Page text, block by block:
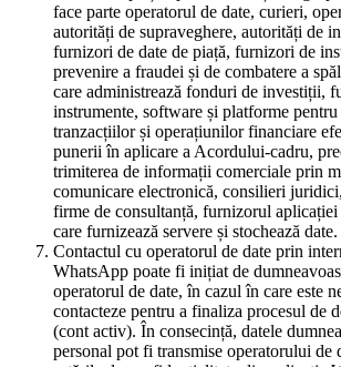
face parte operatorul de date, curieri,
autorități de supraveghere, autorități de
furnizori de date de piață, furnizori de
prevenire a fraudei și de combatere a
care administrează fonduri de investiții,
instrumente, software și platforme pentru
tranzacțiilor și operațiunilor financiare
punerii în aplicare a Acordului-cadru,
trimiterea de informații comerciale prin
comunicare electronică, consilieri
firme de consultanță, furnizorul
care furnizează servere și stochează date.
Contactul cu operatorul de date prin
WhatsApp poate fi inițiat de
operatorul de date, în cazul în care este
contacteze pentru a finaliza procesul de
(cont activ). În consecință, datele
personal pot fi transmise operatorului de